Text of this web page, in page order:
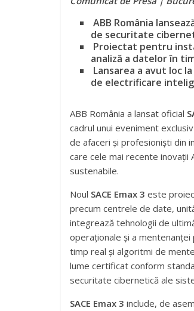
ABB România
de securitate
Proiectat pentru
analiză a datelor în
Lansarea a avut loc
de electrificare
ABB România a lansat oficial
cadrul unui eveniment
de afaceri și profesioniști din
care cele mai recente
sustenabile.
Noul SACE Emax 3 este
precum centrele de date,
integrează tehnologii de
operaționale și a
timp real și algoritmi de
lume certificat conform
securitate cibernetică ale
SACE Emax 3 include, de